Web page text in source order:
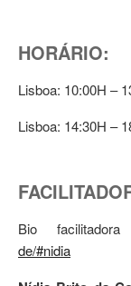
HORÁRIO:
Lisboa: 10:00H –
Lisboa: 14:30H –
Bio
de/#nidia